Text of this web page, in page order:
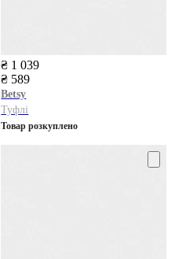
₴ 1 039
₴ 589
Betsy
Туфлі
Товар розкуплено